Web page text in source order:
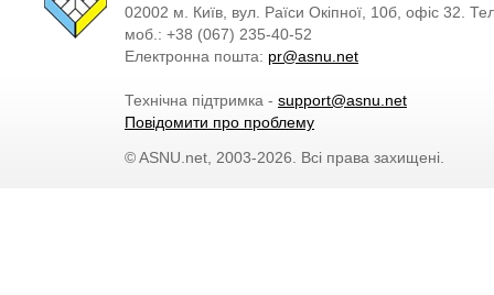
02002 м. Київ, вул. Раїси Окіпної, 10б, офіс 32.
моб.: +38 (067) 235-40-52
Електронна пошта: pr@asnu.net
Технічна підтримка - support@asnu.net
Повідомити про проблему
© ASNU.net, 2003-2026. Всі права захищені.